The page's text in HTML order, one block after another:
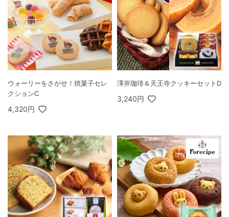
ウォーリーをさがせ！焼菓子セレ
クションC
4,320円
澤井珈琲＆天王寺クッキーセットD
3,240円